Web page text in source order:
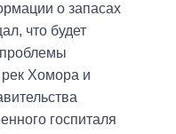
о запасах
что будет
рек Хомора и
госпиталя